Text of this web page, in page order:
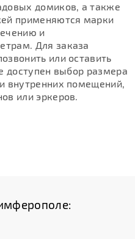
домиков, а также
применяются марки
и
Для заказа
или оставить
доступен выбор размера
внутренних помещений,
или эркеров.